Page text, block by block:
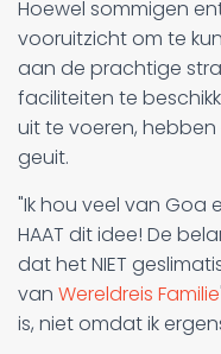
Hoewel sommigen
vooruitzicht om te
aan de prachtige
faciliteiten te
uit te voeren,
geuit.
"Ik hou veel van Goa
HAAT dit idee! De
dat het NIET
van Wereldreis Familie
is, niet omdat ik